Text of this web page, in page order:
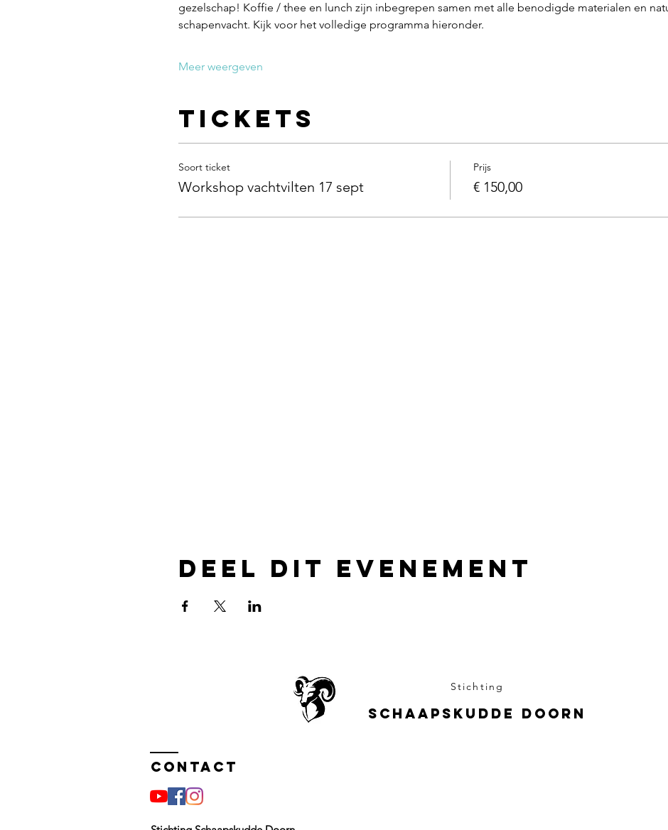
gezelschap! Koffie / thee en lunch zijn inbegrepen samen met alle benodigde materialen en
schapenvacht. Kijk voor het volledige programma hieronder.
Meer weergeven
Tickets
Soort ticket
Workshop vachtvilten 17 sept
Prijs
€ 150,00
Deel dit evenement
Stichting
Schaapskudde Doorn
Contact